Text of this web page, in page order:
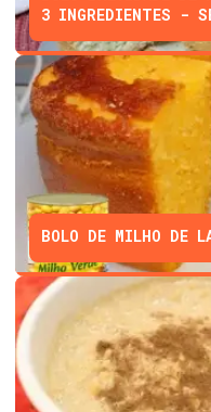
3 INGREDIENTES -
BOLO DE MILHO DE